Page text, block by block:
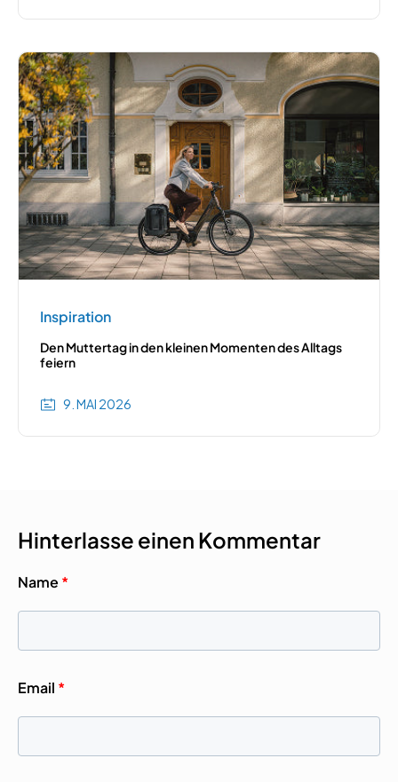
Inspiration
Den Muttertag in den kleinen Momenten des Alltags
feiern
9. MAI 2026
Hinterlasse einen Kommentar
Name *
Email *